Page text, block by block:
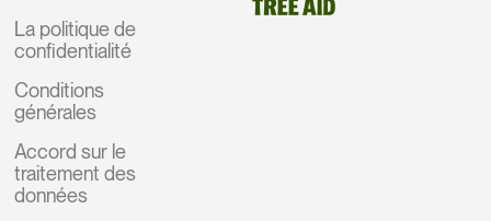
La politique de
confidentialité
Conditions
générales
Accord sur le
traitement des
données